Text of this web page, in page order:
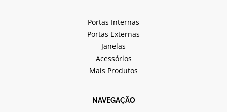
o
k
-
f
r
a
m
Portas Internas
Portas Externas
Janelas
Acessórios
Mais Produtos
NAVEGAÇÃO